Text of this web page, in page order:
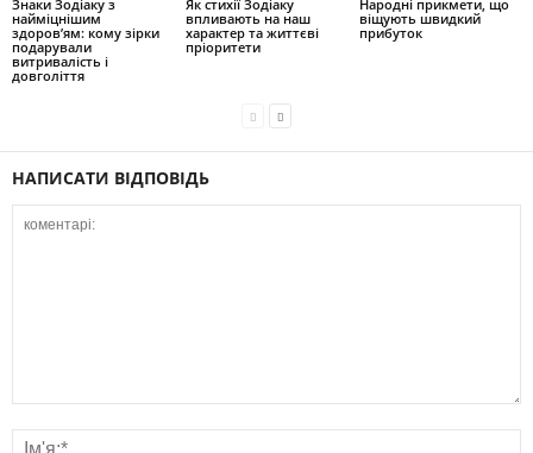
Знаки Зодіаку з
найміцнішим
здоров’ям: кому зірки
подарували
витривалість і
довголіття
Як стихії Зодіаку
впливають на наш
характер та життєві
пріоритети
Народні прикмети, що
віщують швидкий
прибуток
НАПИСАТИ ВІДПОВІДЬ